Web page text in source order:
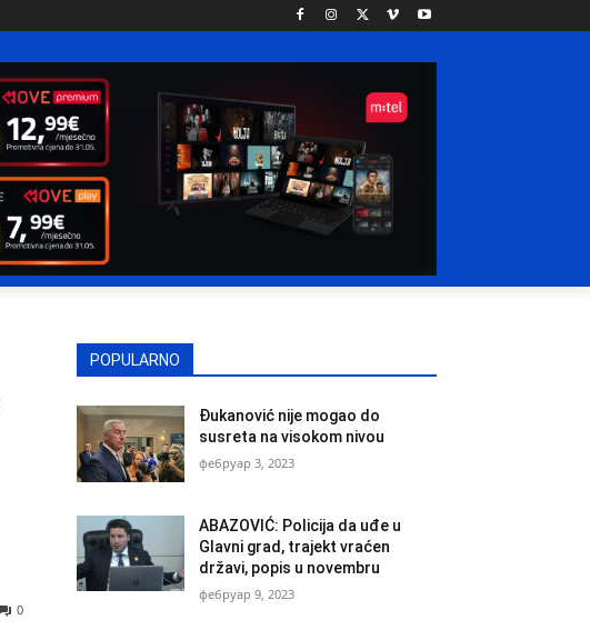
0
POPULARNO
Đukanović nije mogao do
susreta na visokom nivou
фебруар 3, 2023
ABAZOVIĆ: Policija da uđe u
Glavni grad, trajekt vraćen
državi, popis u novembru
фебруар 9, 2023